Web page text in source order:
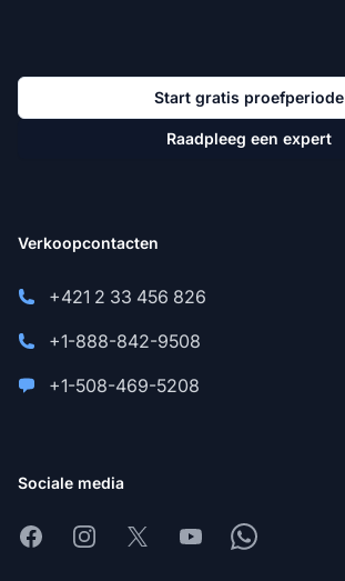
Start gratis proefperiode
Raadpleeg een expert
Verkoopcontacten
+421 2 33 456 826
+1-888-842-9508
+1-508-469-5208
Sociale media
FacebookInstagram
X YoutubeWhatsapp